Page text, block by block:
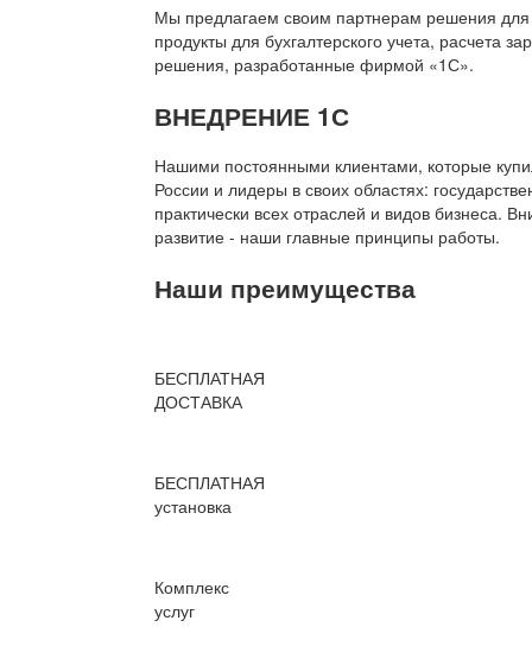
Мы предлагаем своим партнерам решения для
продукты для бухгалтерского учета, расчета
решения, разработанные фирмой «1С».
ВНЕДРЕНИЕ 1С
Нашими постоянными клиентами, которые
России и лидеры в своих областях:
практически всех отраслей и видов бизнеса.
развитие - наши главные принципы работы.
Наши преимущества
БЕСПЛАТНАЯ
ДОСТАВКА
БЕСПЛАТНАЯ
установка
Комплекс
услуг